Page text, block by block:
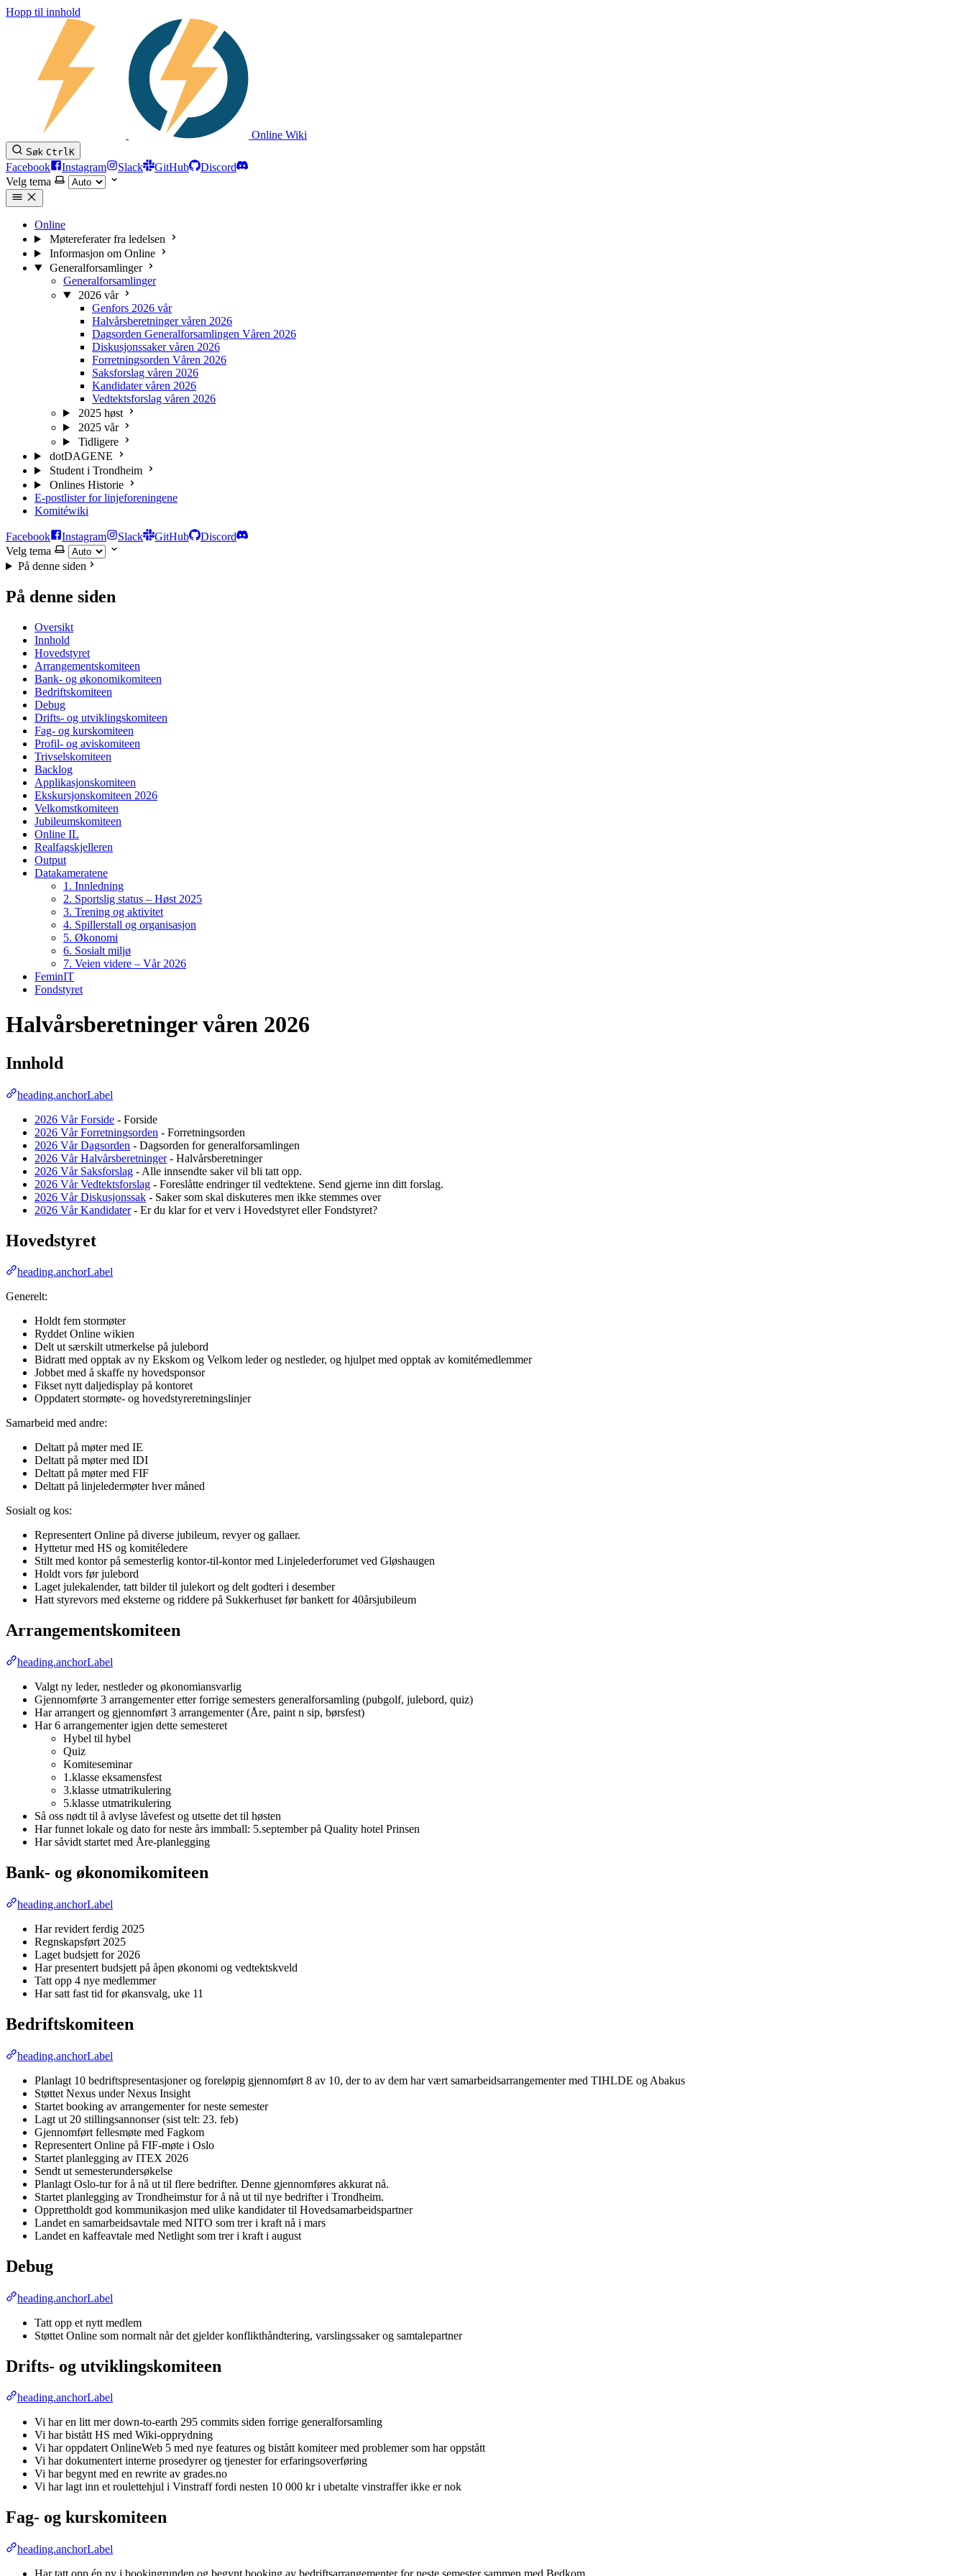
Hopp til innhold
Online Wiki
Søk CtrlK
Facebook Instagram Slack GitHub
Discord
Velg tema
Online
Møtereferater fra ledelsen
Informasjon om Online
Generalforsamlinger
Generalforsamlinger
2026 vår
Genfors 2026 vår
Halvårsberetninger våren 2026
Dagsorden Generalforsamlingen Våren 2026
Diskusjonssaker våren 2026
Forretningsorden Våren 2026
Saksforslag våren 2026
Kandidater våren 2026
Vedtektsforslag våren 2026
2025 høst
2025 vår
Tidligere
dotDAGENE
Student i Trondheim
Onlines Historie
E-postlister for linjeforeningene
Komitéwiki
Facebook Instagram Slack GitHub
Discord
Velg tema
På denne siden
På denne siden
Oversikt
Innhold
Hovedstyret
Arrangementskomiteen
Bank- og økonomikomiteen
Bedriftskomiteen
Debug
Drifts- og utviklingskomiteen
Fag- og kurskomiteen
Profil- og aviskomiteen
Trivselskomiteen
Backlog
Applikasjonskomiteen
Ekskursjonskomiteen 2026
Velkomstkomiteen
Jubileumskomiteen
Online IL
Realfagskjelleren
Output
Datakameratene
1. Innledning
2. Sportslig status – Høst 2025
3. Trening og aktivitet
4. Spillerstall og organisasjon
5. Økonomi
6. Sosialt miljø
7. Veien videre – Vår 2026
FeminIT
Fondstyret
Halvårsberetninger våren 2026
Innhold
heading.anchorLabel
2026 Vår Forside - Forside
2026 Vår Forretningsorden - Forretningsorden
2026 Vår Dagsorden - Dagsorden for generalforsamlingen
2026 Vår Halvårsberetninger- Halvårsberetninger
2026 Vår Saksforslag - Alle innsendte saker vil bli tatt opp.
2026 Vår Vedtektsforslag - Foreslåtte endringer til vedtektene. Send gjerne inn ditt forslag.
2026 Vår Diskusjonssak - Saker som skal diskuteres men ikke stemmes over
2026 Vår Kandidater- Er du klar for et verv i Hovedstyret eller Fondstyret?
Hovedstyret
heading.anchorLabel
Generelt:
Holdt fem stormøter
Ryddet Online wikien
Delt ut særskilt utmerkelse på julebord
Bidratt med opptak av ny Ekskom og Velkom leder og nestleder, og hjulpet med opptak av komitémedlemmer
Jobbet med å skaffe ny hovedsponsor
Fikset nytt daljedisplay på kontoret
Oppdatert stormøte- og hovedstyreretningslinjer
Samarbeid med andre:
Deltatt på møter med IE
Deltatt på møter med IDI
Deltatt på møter med FIF
Deltatt på linjeledermøter hver måned
Sosialt og kos:
Representert Online på diverse jubileum, revyer og gallaer.
Hyttetur med HS og komitéledere
Stilt med kontor på semesterlig kontor-til-kontor med Linjelederforumet ved Gløshaugen
Holdt vors før julebord
Laget julekalender, tatt bilder til julekort og delt godteri i desember
Hatt styrevors med eksterne og riddere på Sukkerhuset før bankett for 40årsjubileum
Arrangementskomiteen
heading.anchorLabel
Valgt ny leder, nestleder og økonomiansvarlig
Gjennomførte 3 arrangementer etter forrige semesters generalforsamling (pubgolf, julebord, quiz)
Har arrangert og gjennomført 3 arrangementer (Åre, paint n sip, børsfest)
Har 6 arrangementer igjen dette semesteret
Hybel til hybel
Quiz
Komiteseminar
1.klasse eksamensfest
3.klasse utmatrikulering
5.klasse utmatrikulering
Så oss nødt til å avlyse låvefest og utsette det til høsten
Har funnet lokale og dato for neste års immball: 5.september på Quality hotel Prinsen
Har såvidt startet med Åre-planlegging
Bank- og økonomikomiteen
heading.anchorLabel
Har revidert ferdig 2025
Regnskapsført 2025
Laget budsjett for 2026
Har presentert budsjett på åpen økonomi og vedtektskveld
Tatt opp 4 nye medlemmer
Har satt fast tid for økansvalg, uke 11
Bedriftskomiteen
heading.anchorLabel
Planlagt 10 bedriftspresentasjoner og foreløpig gjennomført 8 av 10, der to av dem har vært samarbeidsarrangementer med TIHLDE og Abakus
Støttet Nexus under Nexus Insight
Startet booking av arrangementer for neste semester
Lagt ut 20 stillingsannonser (sist telt: 23. feb)
Gjennomført fellesmøte med Fagkom
Representert Online på FIF-møte i Oslo
Startet planlegging av ITEX 2026
Sendt ut semesterundersøkelse
Planlagt Oslo-tur for å nå ut til flere bedrifter. Denne gjennomføres akkurat nå.
Startet planlegging av Trondheimstur for å nå ut til nye bedrifter i Trondheim.
Opprettholdt god kommunikasjon med ulike kandidater til Hovedsamarbeidspartner
Landet en samarbeidsavtale med NITO som trer i kraft nå i mars
Landet en kaffeavtale med Netlight som trer i kraft i august
Debug
heading.anchorLabel
Tatt opp et nytt medlem
Støttet Online som normalt når det gjelder konflikthåndtering, varslingssaker og samtalepartner
Drifts- og utviklingskomiteen
heading.anchorLabel
Vi har en litt mer down-to-earth 295 commits siden forrige generalforsamling
Vi har bistått HS med Wiki-opprydning
Vi har oppdatert OnlineWeb 5 med nye features og bistått komiteer med problemer som har oppstått
Vi har dokumentert interne prosedyrer og tjenester for erfaringsoverføring
Vi har begynt med en rewrite av grades.no
Vi har lagt inn et roulettehjul i Vinstraff fordi nesten 10 000 kr i ubetalte vinstraffer ikke er nok
Fag- og kurskomiteen
heading.anchorLabel